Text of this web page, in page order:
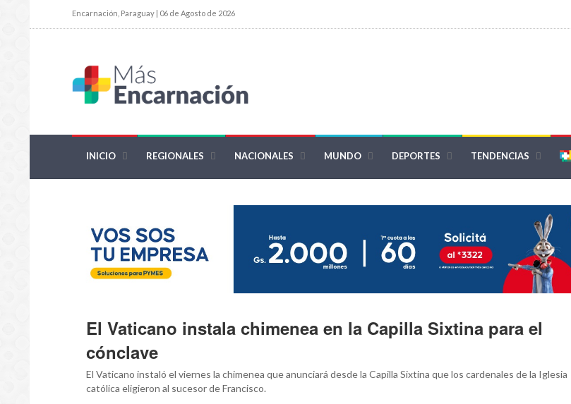
Encarnación, Paraguay | 06 de Agosto de 2026
INICIO REGIONALES NACIONALES MUNDO DEPORTES TENDENCIAS
El Vaticano instala chimenea en la Capilla Sixtina para el
cónclave
El Vaticano instaló el viernes la chimenea que anunciará desde la Capilla Sixtina que los cardenales de la Iglesia
católica eligieron al sucesor de Francisco.